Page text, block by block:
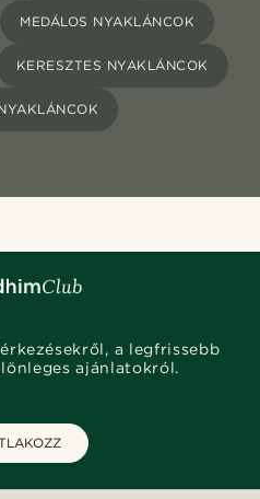
MEDÁLOS NYAKLÁNCOK
KERESZTES NYAKLÁNCOK
a legfrissebb
ajánlatokról.